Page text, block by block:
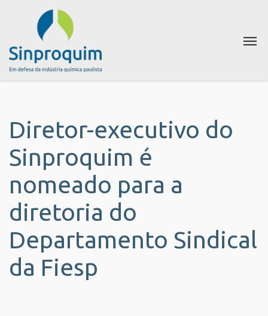
Diretor-executivo do
Sinproquim é
nomeado para a
diretoria do
Departamento Sindical
da Fiesp